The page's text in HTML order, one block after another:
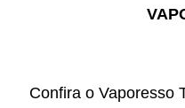
Confira o Vaporesso